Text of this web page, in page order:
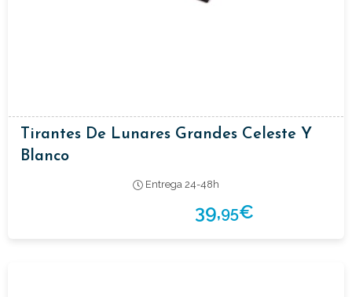
Tirantes De Lunares Grandes Celeste Y
Blanco
Entrega 24-48h
39,95€